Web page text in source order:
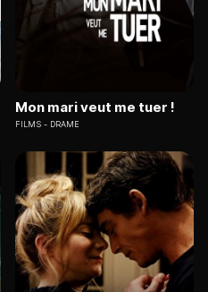
Mon mari veut me tuer !
FILMS DRAME